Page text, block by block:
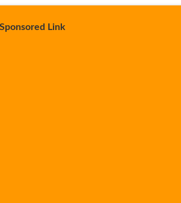
Sponsored Link